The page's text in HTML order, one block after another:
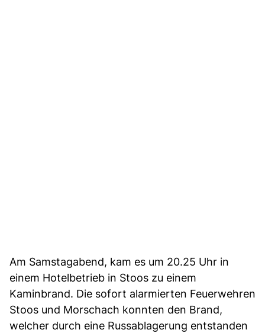
Am Samstagabend, kam es um 20.25 Uhr in
einem Hotelbetrieb in Stoos zu einem
Kaminbrand. Die sofort alarmierten Feuerwehren
Stoos und Morschach konnten den Brand,
welcher durch eine Russablagerung entstanden